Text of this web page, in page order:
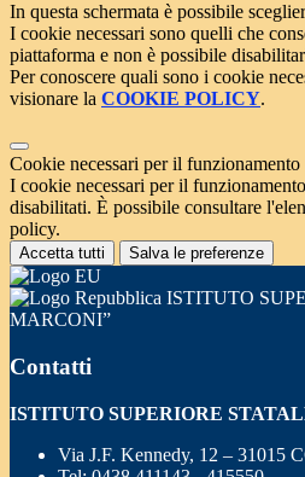
In questa schermata è possibile
I cookie necessari sono quelli che
piattaforma e non è possibile
Per conoscere quali sono i cookie
visionare la COOKIE POLICY.
Cookie necessari per il funzionamento
I cookie necessari per il
disabilitati. È possibile consultare
policy.
Accetta tutti Salva le preferenze
ISTITUTO
MARCONI”
Contatti
ISTITUTO SUPERIORE
Via J.F. Kennedy, 12 – 31015